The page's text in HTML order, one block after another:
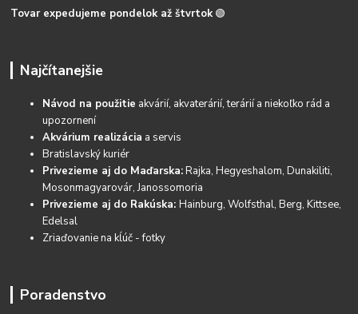
Tovar expedujeme pondelok až štvrtok 🟢
Najčítanejšie
Návod na použitie akvárií, akvaterárií, terárií a niekoľko rád a
upozornení
Akvárium realizácia a servis
Bratislavský kuriér
Privezieme aj do Maďarska:Rajka, Hegyeshalom, Dunakiliti,
Mosonmagyarovár, Janossomoria
Privezieme aj do Rakúska:Hainburg, Wolfsthal, Berg, Kittsee,
Edelsal
Zriaďovanie na kĺúč - fotky
Poradenstvo